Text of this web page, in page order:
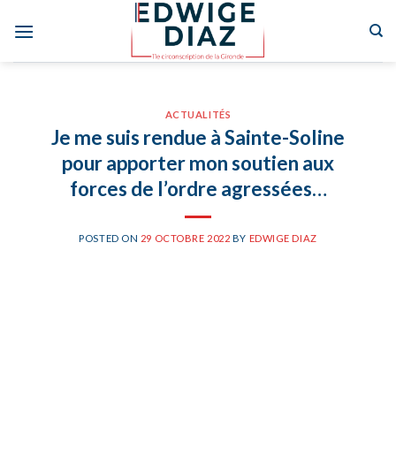
ACTUALITÉS
Je me suis rendue à Sainte-Soline
pour apporter mon soutien aux
forces de l’ordre agressées…
POSTED ON 29 OCTOBRE 2022 BY EDWIGE DIAZ